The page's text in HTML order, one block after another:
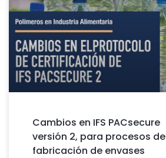
Cambios en IFS PACsecure
versión 2, para procesos de
fabricación de envases